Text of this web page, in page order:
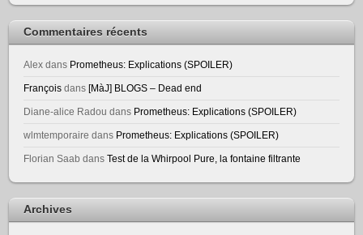
Commentaires récents
Alex dans Prometheus: Explications (SPOILER)
François dans[MàJ] BLOGS – Dead end
Diane-alice Radou dans Prometheus: Explications (SPOILER)
wlmtemporaire dans Prometheus: Explications (SPOILER)
Florian Saab dansTest de la Whirpool Pure, la fontaine filtrante
Archives